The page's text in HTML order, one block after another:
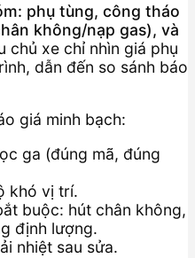
phụ tùng, công tháo
không/nạp gas), và
chủ xe chỉ nhìn giá phụ
dẫn đến so sánh báo
giá minh bạch:
ga (đúng mã, đúng
khó vị trí.
buộc: hút chân không,
định lượng.
nhiệt sau sửa.